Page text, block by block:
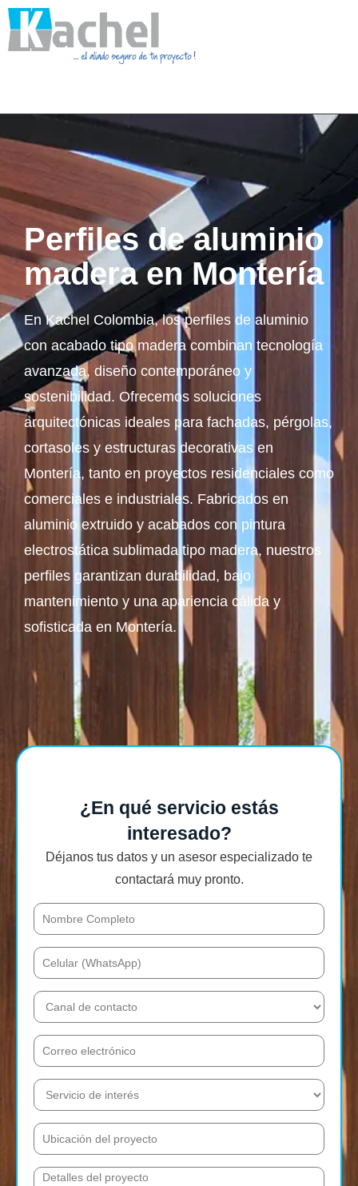
Perfiles de aluminio
madera en Montería
En Kachel Colombia, los perfiles de aluminio
con acabado tipo madera combinan tecnología
avanzada, diseño contemporáneo y
sostenibilidad. Ofrecemos soluciones
arquitectónicas ideales para fachadas, pérgolas,
cortasoles y estructuras decorativas en
Montería, tanto en proyectos residenciales como
comerciales e industriales. Fabricados en
aluminio extruido y acabados con pintura
electrostática sublimada tipo madera, nuestros
perfiles garantizan durabilidad, bajo
mantenimiento y una apariencia cálida y
sofisticada en Montería.
¿En qué servicio estás
interesado?
Déjanos tus datos y un asesor especializado te
contactará muy pronto.